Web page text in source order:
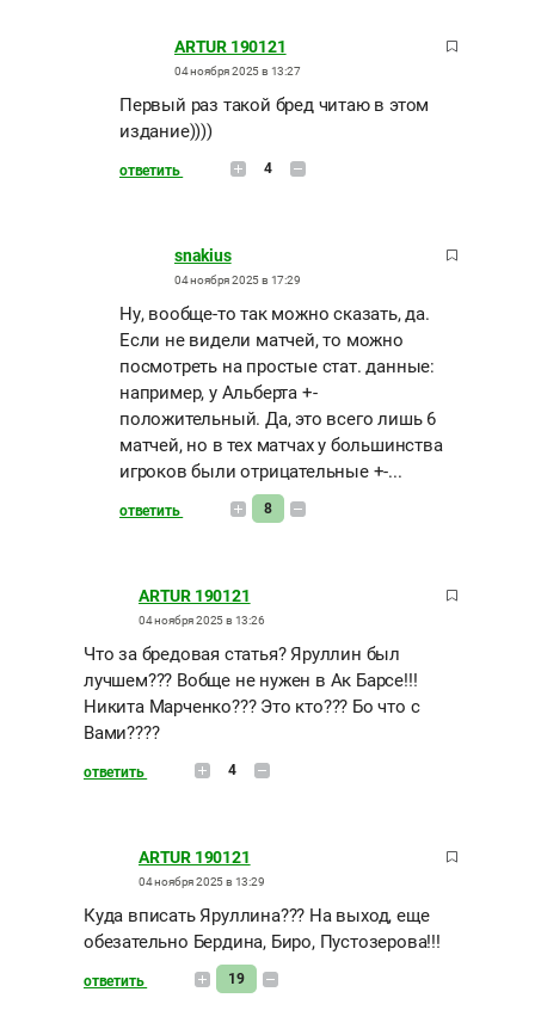
ARTUR 190121
04 ноября 2025 в 13:27
Первый раз такой бред читаю в этом
издание))))
ответить 4
snakius
04 ноября 2025 в 17:29
Ну, вообще-то так можно сказать, да.
Если не видели матчей, то можно
посмотреть на простые стат. данные:
например, у Альберта +-
положительный. Да, это всего лишь 6
матчей, но в тех матчах у большинства
игроков были отрицательные +-...
ответить 8
ARTUR 190121
04 ноября 2025 в 13:26
Что за бредовая статья? Яруллин был
лучшем??? Вобще не нужен в Ак Барсе!!!
Никита Марченко??? Это кто??? Бо что с
Вами????
ответить 4
ARTUR 190121
04 ноября 2025 в 13:29
Куда вписать Яруллина??? На выход, еще
обезательно Бердина, Биро, Пустозерова!!!
ответить 19